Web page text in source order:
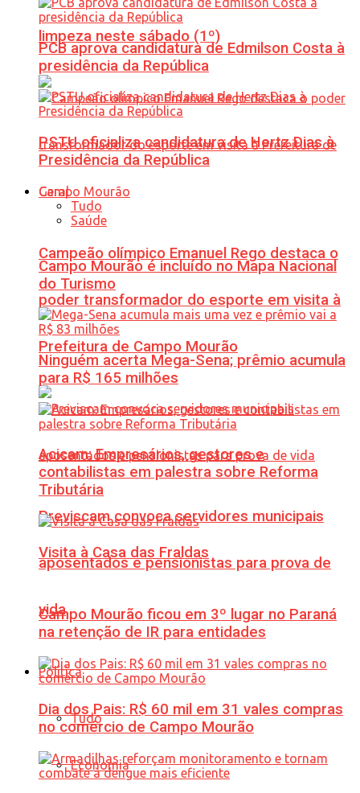
limpeza neste sábado (1º)
Campeão olímpico Emanuel Rego destaca o
poder transformador do esporte em visita à
Prefeitura de Campo Mourão
Previscam convoca servidores municipais
aposentados e pensionistas para prova de
vida
Política
Tudo
Economia
PCB aprova candidatura de Edmilson Costa à
presidência da República
PSTU oficializa candidatura de Hertz Dias à
Presidência da República
Geral
Tudo
Saúde
Campo Mourão é incluído no Mapa Nacional
do Turismo
Ninguém acerta Mega-Sena; prêmio acumula
para R$ 165 milhões
Acicam: Empresários, gestores e
contabilistas em palestra sobre Reforma
Tributária
Visita à Casa das Fraldas
Campo Mourão ficou em 3º lugar no Paraná
na retenção de IR para entidades
Dia dos Pais: R$ 60 mil em 31 vales compras
no comércio de Campo Mourão